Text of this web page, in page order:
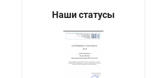
Наши статусы